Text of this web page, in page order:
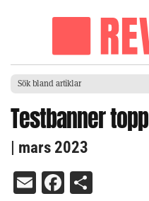
Testbanner topp
| mars 2023
EmailFacebook